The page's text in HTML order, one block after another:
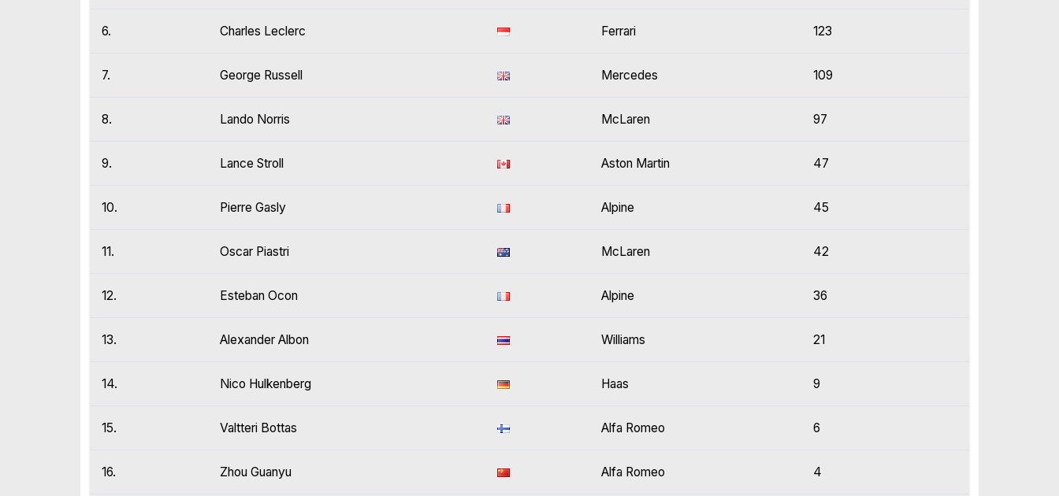
6. Charles Leclerc Ferrari 123
7. George Russell Mercedes 109
8. Lando Norris McLaren 97
9. Lance Stroll Aston Martin 47
10. Pierre Gasly Alpine 45
11. Oscar Piastri McLaren 42
12. Esteban Ocon Alpine 36
13. Alexander Albon Williams 21
14. Nico Hulkenberg Haas 9
15. Valtteri Bottas Alfa Romeo 6
16. Zhou Guanyu Alfa Romeo 4